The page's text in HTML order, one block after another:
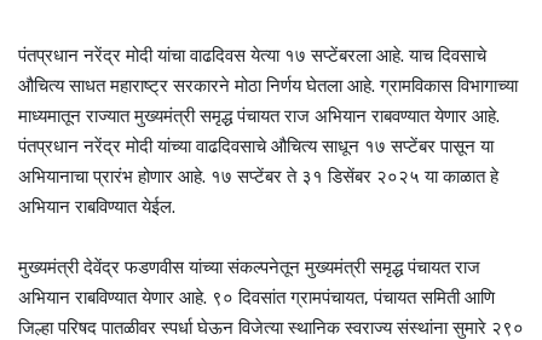
पंतप्रधान नरेंद्र मोदी यांचा वाढदिवस येत्या १७ सप्टेंबरला आहे. याच दिवसाचे
औचित्य साधत महाराष्ट्र सरकारने मोठा निर्णय घेतला आहे. ग्रामविकास विभागाच्या
माध्यमातून राज्यात मुख्यमंत्री समृद्ध पंचायत राज अभियान राबवण्यात येणार आहे.
पंतप्रधान नरेंद्र मोदी यांच्या वाढदिवसाचे औचित्य साधून १७ सप्टेंबर पासून या
अभियानाचा प्रारंभ होणार आहे. १७ सप्टेंबर ते ३१ डिसेंबर २०२५ या काळात हे
अभियान राबविण्यात येईल.
मुख्यमंत्री देवेंद्र फडणवीस यांच्या संकल्पनेतून मुख्यमंत्री समृद्ध पंचायत राज
अभियान राबविण्यात येणार आहे. ९० दिवसांत ग्रामपंचायत, पंचायत समिती आणि
जिल्हा परिषद पातळीवर स्पर्धा घेऊन विजेत्या स्थानिक स्वराज्य संस्थांना सुमारे २९०